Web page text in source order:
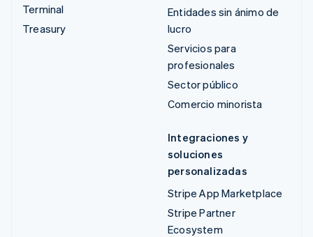
Terminal
Treasury
Entidades sin ánimo de
lucro
Servicios para
profesionales
Sector público
Comercio minorista
Integraciones y
soluciones
personalizadas
Stripe App Marketplace
Stripe Partner
Ecosystem